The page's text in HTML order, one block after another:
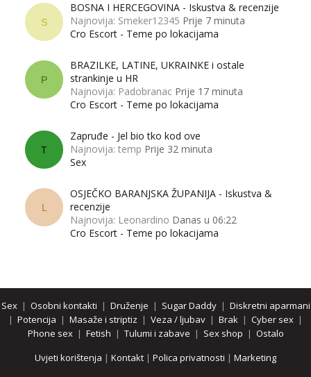
S
BOSNA I HERCEGOVINA - Iskustva & recenzije
Najnovija: Smeker12345 Prije 7 minuta
Cro Escort - Teme po lokacijama
P
BRAZILKE, LATINE, UKRAINKE i ostale
strankinje u HR
Najnovija: Padobranac Prije 17 minuta
Cro Escort - Teme po lokacijama
T
Zapruđe - Jel bio tko kod ove
Najnovija: temp Prije 32 minuta
Sex
L
OSJEČKO BARANJSKA ŽUPANIJA - Iskustva &
recenzije
Najnovija: Leonardino Danas u 06:22
Cro Escort - Teme po lokacijama
Sex| Osobni kontakti | Druženje | Sugar Daddy| Diskretni aparmani
| Potencija | Masaže i striptiz | Veza / ljubav | Brak | Cyber sex |
Phone sex| Fetish | Tulumi i zabave | Sex shop | Ostalo
Uvjeti korištenja | Kontakt | Polica privatnosti | Marketing